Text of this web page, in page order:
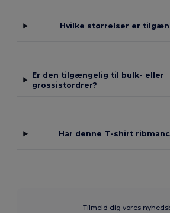
Hvilke størrelser er
Er den tilgængelig til bulk- eller
grossistordrer?
Har denne T-shirt
Tilmeld dig vores